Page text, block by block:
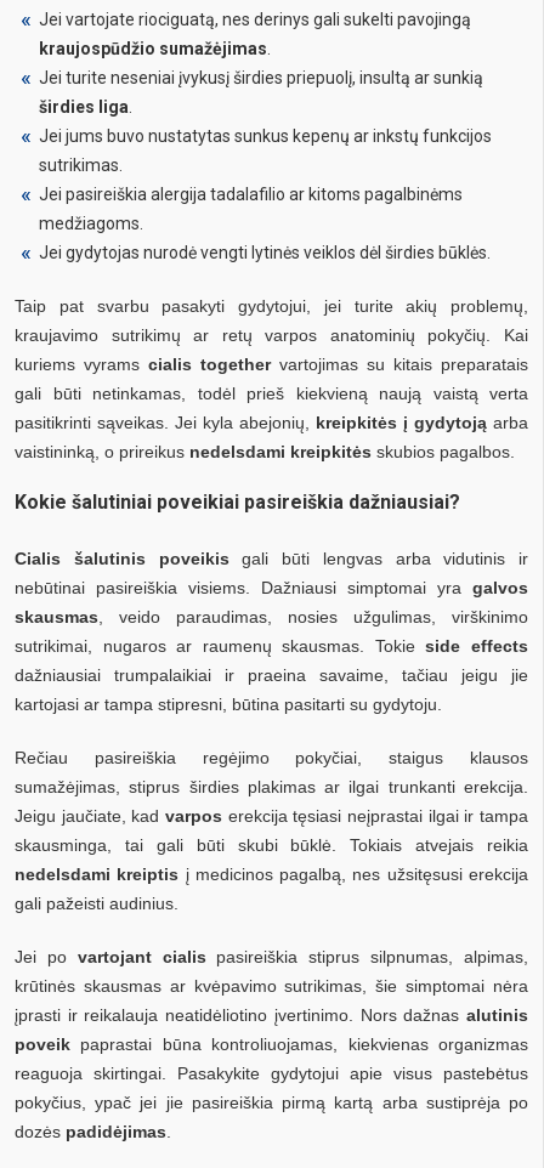
Jei vartojate riociguatą, nes derinys gali sukelti pavojingą
kraujospūdžio sumažėjimas
Jei turite neseniai įvykusį širdies priepuolį, insultą ar sunkią
širdies liga
Jei jums buvo nustatytas sunkus kepenų ar inkstų funkcijos
sutrikimas.
Jei pasireiškia alergija tadalafilio ar kitoms pagalbinėms
medžiagoms.
Jei gydytojas nurodė vengti lytinės veiklos dėl širdies būklės.
Taip pat svarbu pasakyti gydytojui, jei turite akių problemų,
kraujavimo sutrikimų ar retų varpos anatominių pokyčių. Kai
kuriems vyrams cialis togethervartojimas su kitais preparatais
gali būti netinkamas, todėl prieš kiekvieną naują vaistą verta
pasitikrinti sąveikas. Jei kyla abejonių, kreipkitės į gydytoją arba
vaistininką, o prireikus nedelsdami kreipkitės skubios pagalbos.
Kokie šalutiniai poveikiai pasireiškia dažniausiai?
Cialis šalutinis poveikis gali būti lengvas arba vidutinis ir
nebūtinai pasireiškia visiems. Dažniausi simptomai yra galvos
skausmas , veido paraudimas, nosies užgulimas, virškinimo
sutrikimai, nugaros ar raumenų skausmas. Tokieside effects
dažniausiai trumpalaikiai ir praeina savaime, tačiau jeigu jie
kartojasi ar tampa stipresni, būtina pasitarti su gydytoju.
Rečiau pasireiškia regėjimo pokyčiai, staigus klausos
sumažėjimas, stiprus širdies plakimas ar ilgai trunkanti erekcija.
Jeigu jaučiate, kad varpos erekcija tęsiasi neįprastai ilgai ir tampa
skausminga, tai gali būti skubi būklė. Tokiais atvejais reikia
nedelsdami kreiptis į medicinos pagalbą, nes užsitęsusi erekcija
gali pažeisti audinius.
Jei po vartojant cialis pasireiškia stiprus silpnumas, alpimas,
krūtinės skausmas ar kvėpavimo sutrikimas, šie simptomai nėra
įprasti ir reikalauja neatidėliotino įvertinimo. Nors dažnas alutinis
poveik paprastai būna kontroliuojamas, kiekvienas organizmas
reaguoja skirtingai. Pasakykite gydytojui apie visus pastebėtus
pokyčius, ypač jei jie pasireiškia pirmą kartą arba sustiprėja po
dozės padidėjimas